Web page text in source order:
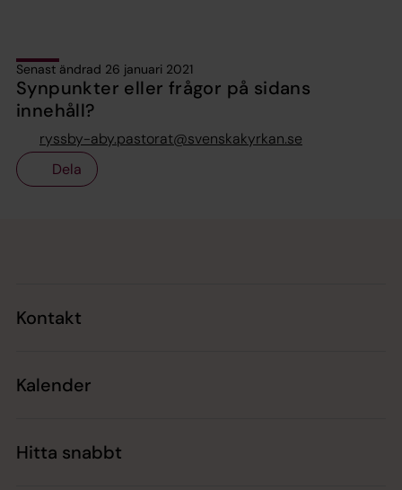
Senast ändrad 26 januari 2021
Synpunkter eller frågor på sidans
innehåll?
ryssby-aby.pastorat@svenskakyrkan.se
Dela
Kontakt
Kalender
Hitta snabbt